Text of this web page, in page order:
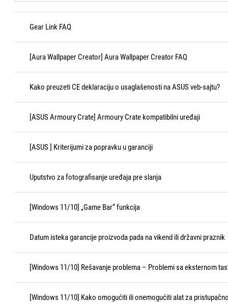
Gear Link FAQ
[Aura Wallpaper Creator] Aura Wallpaper Creator FAQ
Kako preuzeti CE deklaraciju o usaglašenosti na ASUS veb-sajtu?
[ASUS Armoury Crate] Armoury Crate kompatibilni uređaji
[ASUS ] Kriterijumi za popravku u garanciji
Uputstvo za fotografisanje uređaja pre slanja
[Windows 11/10] „Game Bar“ funkcija
Datum isteka garancije proizvoda pada na vikend ili državni praznik
[Windows 11/10] Rešavanje problema – Problemi sa eksternom
[Windows 11/10] Kako omogućiti ili onemogućiti alat za